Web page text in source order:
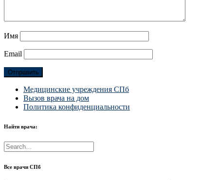
Имя
Email
Медицинские учреждения СПб
Вызов врача на дом
Политика конфиденциальности
Найти врача:
Все врачи СПб